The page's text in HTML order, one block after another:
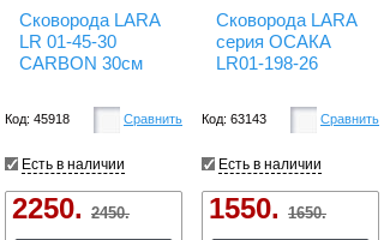
Сковорода LARA
LR 01-45-30
CARBON 30см
Код: 45918 Сравнить
Есть в наличии
2250. 2450.
Сковорода LARA
серия ОСАКА
LR01-198-26
Код: 63143 Сравнить
Есть в наличии
1550. 1650.